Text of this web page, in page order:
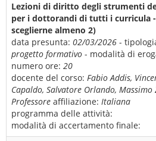
Lezioni di diritto degli strumenti
per i dottorandi di tutti i curricula
sceglierne almeno 2)
data presunta: 02/03/2026 -
progetto formativo - modalità di
numero ore: 20
docente del corso: Fabio Addis,
Capaldo, Salvatore Orlando, Massimo
Professore affiliazione: Italiana
programma delle attività:
modalità di accertamento finale: